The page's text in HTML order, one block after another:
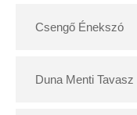
Csengő Énekszó
Duna Menti Tavasz